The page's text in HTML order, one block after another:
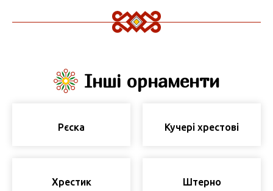
Інші орнаменти
Рєска Кучері хрестові
Хрестик Штерно